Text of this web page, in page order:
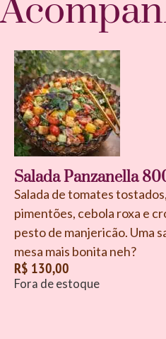
Salada Panzanella
Salada de tomates
pimentões, cebola roxa e
pesto de manjericão. Uma
mesa mais bonita neh?
R$ 130,00
Fora de estoque